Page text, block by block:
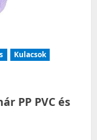
Kulacsok
PP PVC és